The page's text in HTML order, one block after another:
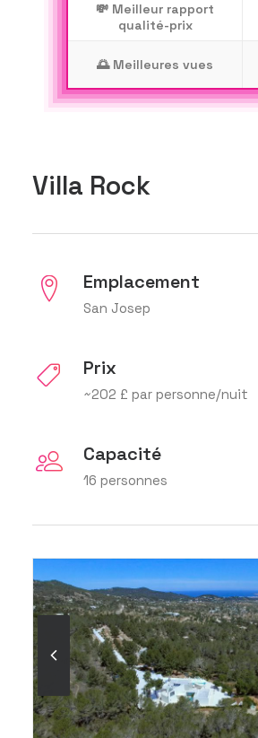
💸 Meilleur rapport
qualité-prix
🌅 Meilleures vues
Villa Rock
Emplacement
San Josep
Prix
~202 £ par personne/nuit
Capacité
16 personnes